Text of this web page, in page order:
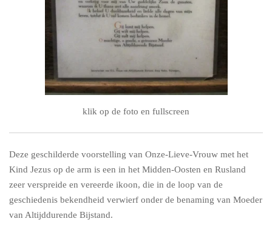
klik op de foto en fullscreen
Deze geschilderde voorstelling van Onze-Lieve-Vrouw met het
Kind Jezus op de arm is een in het Midden-Oosten en Rusland
zeer verspreide en vereerde ikoon, die in de loop van de
geschiedenis bekendheid verwierf onder de benaming van Moeder
van Altijddurende Bijstand.